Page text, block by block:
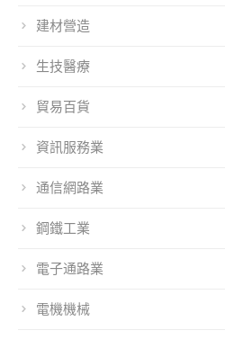
建材營造
生技醫療
貿易百貨
資訊服務業
通信網路業
鋼鐵工業
電子通路業
電機機械